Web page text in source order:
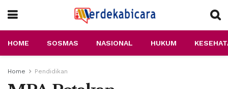
HOME SOSMAS NASIONAL HUKUM
Home Pendidikan